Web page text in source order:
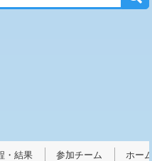
・結果 参加チーム ホー